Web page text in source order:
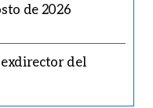
de 2026
exdirector del